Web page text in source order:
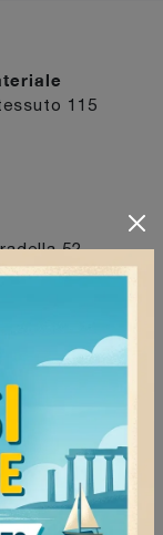
115
52